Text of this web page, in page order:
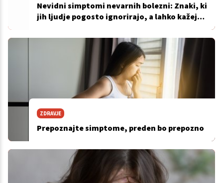
Nevidni simptomi nevarnih bolezni: Znaki, ki
jih ljudje pogosto ignorirajo, a lahko kažejo
ZDRAVJE
Prepoznajte simptome, preden bo prepozno